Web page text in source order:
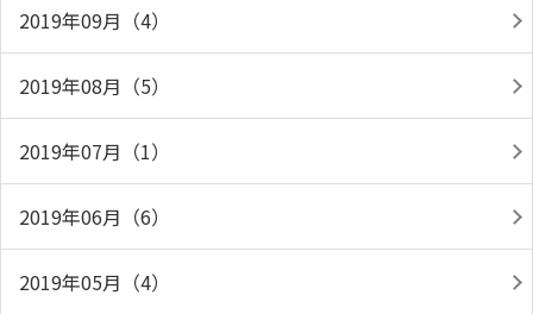
2019年09月（4）
2019年08月（5）
2019年07月（1）
2019年06月（6）
2019年05月（4）